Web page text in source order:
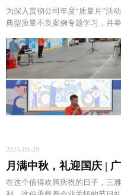
为深入贯彻公司年度“质量月”活
典型质量不良案例专题学习，并
2025-09-29
在这个值得欢腾庆祝的日子，三